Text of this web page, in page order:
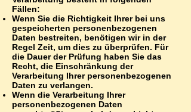
Fällen:
Wenn Sie die Richtigkeit Ihrer bei uns
gespeicherten personenbezogenen
Daten bestreiten, benötigen wir in der
Regel Zeit, um dies zu überprüfen. Für
die Dauer der Prüfung haben Sie das
Recht, die Einschränkung der
Verarbeitung Ihrer personenbezogenen
Daten zu verlangen.
Wenn die Verarbeitung Ihrer
personenbezogenen Daten